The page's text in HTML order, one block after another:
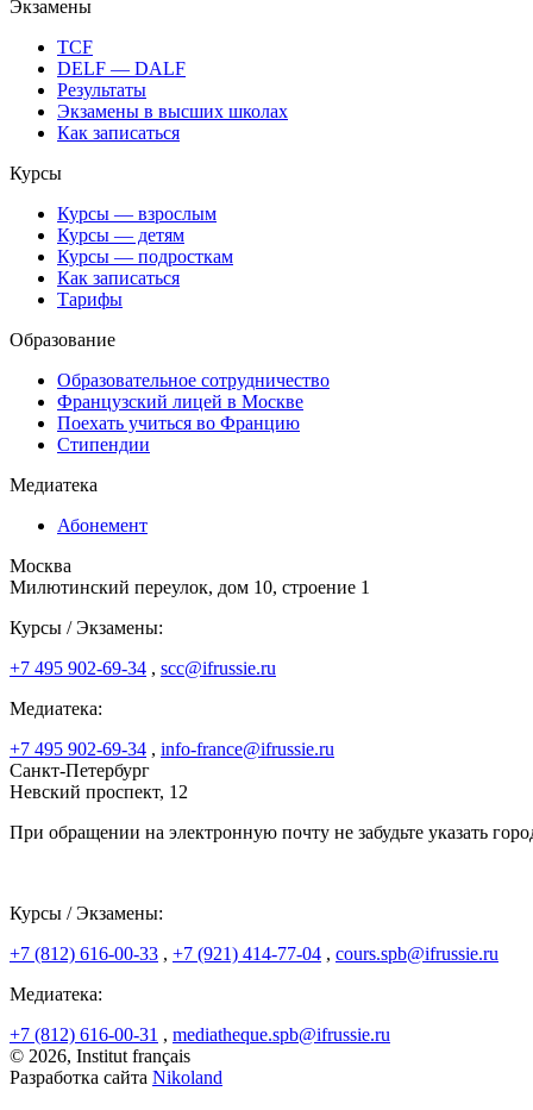
Экзамены
TCF
DELF — DALF
Результаты
Экзамены в высших школах
Как записаться
Курсы
Курсы — взрослым
Курсы — детям
Курсы — подросткам
Как записаться
Тарифы
Образование
Образовательное сотрудничество
Французский лицей в Москве
Поехать учиться во Францию
Стипендии
Медиатека
Абонемент
Москва
Милютинский переулок, дом 10, строение 1
Курсы / Экзамены:
+7 495 902-69-34 , scc@ifrussie.ru
Медиатека:
+7 495 902-69-34 , info-france@ifrussie.ru
Санкт-Петербург
Невский проспект, 12
При обращении на электронную почту не забудьте указать
Курсы / Экзамены:
+7 (812) 616-00-33 , +7 (921) 414-77-04 , cours.spb@ifrussie.ru
Медиатека:
+7 (812) 616-00-31 , mediatheque.spb@ifrussie.ru
© 2026, Institut français
Разработка сайта Nikoland